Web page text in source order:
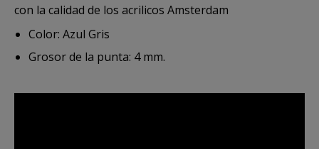
con la calidad de los acrilicos Amsterdam
Color: Azul Gris
Grosor de la punta: 4 mm.